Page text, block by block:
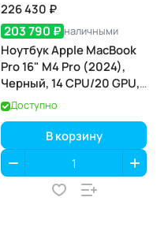
226 430 ₽
203 790 ₽ наличными
Ноутбук Apple MacBook
Pro 16" M4 Pro (2024),
Черный, 14 CPU/20 GPU,
24 RAM 512 ГБ SSD,
(MX2X3)
Доступно
В корзину